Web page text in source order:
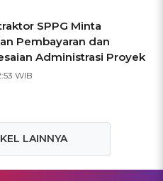
SPPG Minta
Pembayaran dan
Administrasi Proyek
WIB
LAINNYA